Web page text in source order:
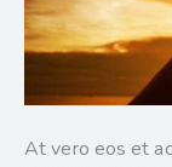
At vero eos et